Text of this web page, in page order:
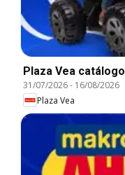
Plaza Vea catálogo
31/07/2026- 16/08/2026
Plaza Vea